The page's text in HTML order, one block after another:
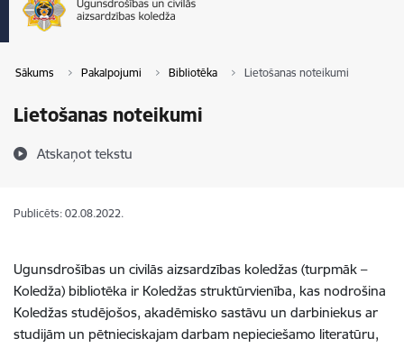
Sākums Pakalpojumi Bibliotēka Lietošanas noteikumi
Lietošanas noteikumi
Atskaņot tekstu
Publicēts: 02.08.2022.
Ugunsdrošības un civilās aizsardzības koledžas (turpmāk –
Koledža) bibliotēka ir Koledžas struktūrvienība, kas nodrošina
Koledžas studējošos, akadēmisko sastāvu un darbiniekus ar
studijām un pētnieciskajam darbam nepieciešamo literatūru,